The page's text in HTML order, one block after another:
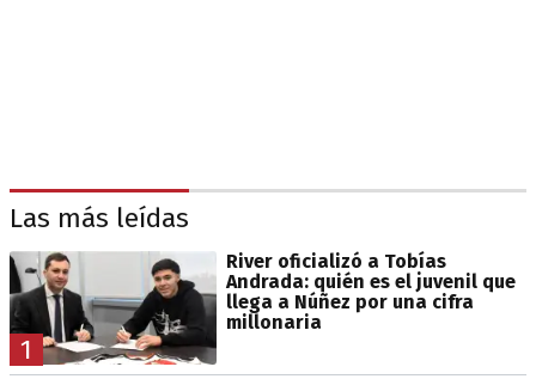
Las más leídas
1
River oficializó a Tobías
Andrada: quién es el juvenil que
llega a Núñez por una cifra
millonaria